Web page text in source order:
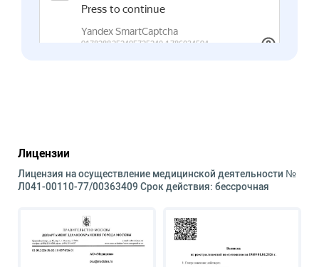
Лицензии
Лицензия на осуществление медицинской деятельности №
Л041-00110-77/00363409 Срок действия: бессрочная